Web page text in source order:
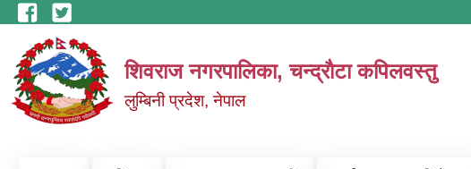
Skip to main content
शिवराज नगरपालिका, चन्द्राैटा कपिलवस्तु
लुम्बिनी प्रदेश, नेपाल